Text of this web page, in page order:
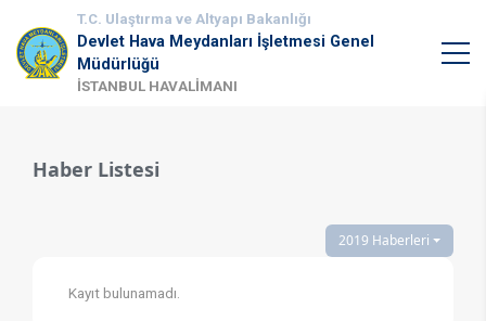
T.C. Ulaştırma ve Altyapı Bakanlığı
Devlet Hava Meydanları İşletmesi Genel
Müdürlüğü
İSTANBUL HAVALİMANI
Haber Listesi
2019 Haberleri
Kayıt bulunamadı.